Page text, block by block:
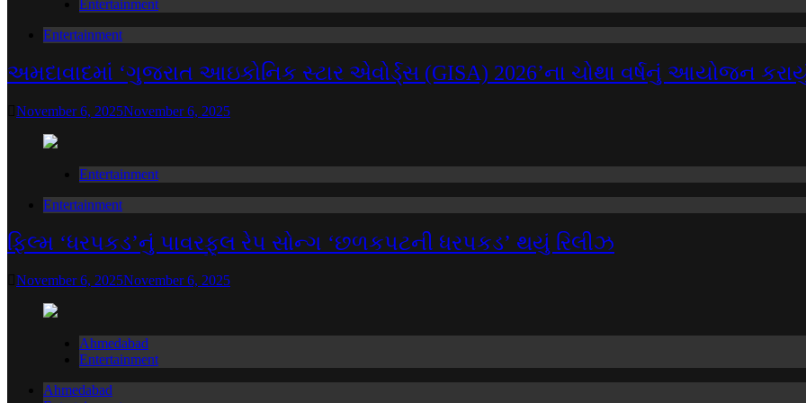
Entertainment
Entertainment
અમદાવાદમાં ‘ગુજરાત આઇકોનિક સ્ટાર એવોર્ડ્સ (GISA) 2026’ના ચોથા વર્ષનું આયોજન
November 6, 2025November 6, 2025
Entertainment
Entertainment
ફિલ્મ ‘ધરપકડ’નું પાવરફુલ રેપ સોન્ગ ‘છળકપટની ધરપકડ’ થયું રિલીઝ
November 6, 2025November 6, 2025
Ahmedabad
Entertainment
Ahmedabad